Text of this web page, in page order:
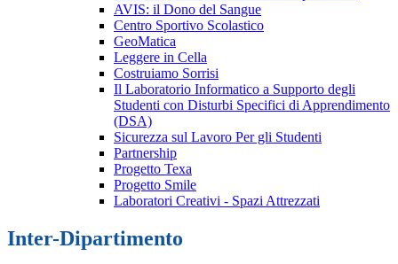
AVIS: il Dono del Sangue
Centro Sportivo Scolastico
GeoMatica
Leggere in Cella
Costruiamo Sorrisi
Il Laboratorio Informatico a Supporto degli
Studenti con Disturbi Specifici di Apprendimento
(DSA)
Sicurezza sul Lavoro Per gli Studenti
Partnership
Progetto Texa
Progetto Smile
Laboratori Creativi - Spazi Attrezzati
Inter-Dipartimento